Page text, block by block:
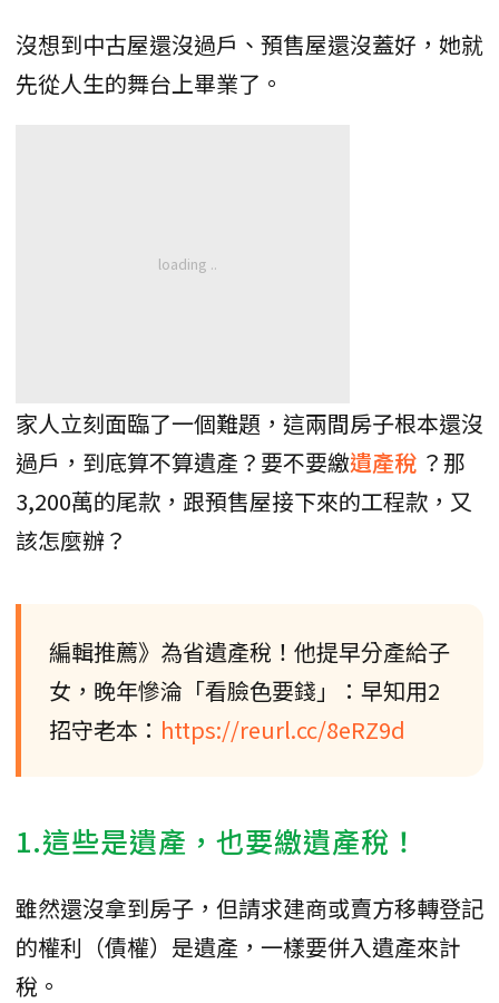
沒想到中古屋還沒過戶、預售屋還沒蓋好，她就
先從人生的舞台上畢業了。
家人立刻面臨了一個難題，這兩間房子根本還沒
過戶，到底算不算遺產？要不要繳遺產稅 ？那
3,200萬的尾款，跟預售屋接下來的工程款，又
該怎麼辦？
編輯推薦》為省遺產稅！他提早分產給子
女，晚年慘淪「看臉色要錢」：早知用2
招守老本： https://reurl.cc/8eRZ9d
1.這些是遺產，也要繳遺產稅！
雖然還沒拿到房子，但請求建商或賣方移轉登記
的權利（債權）是遺產，一樣要併入遺產來計
稅。